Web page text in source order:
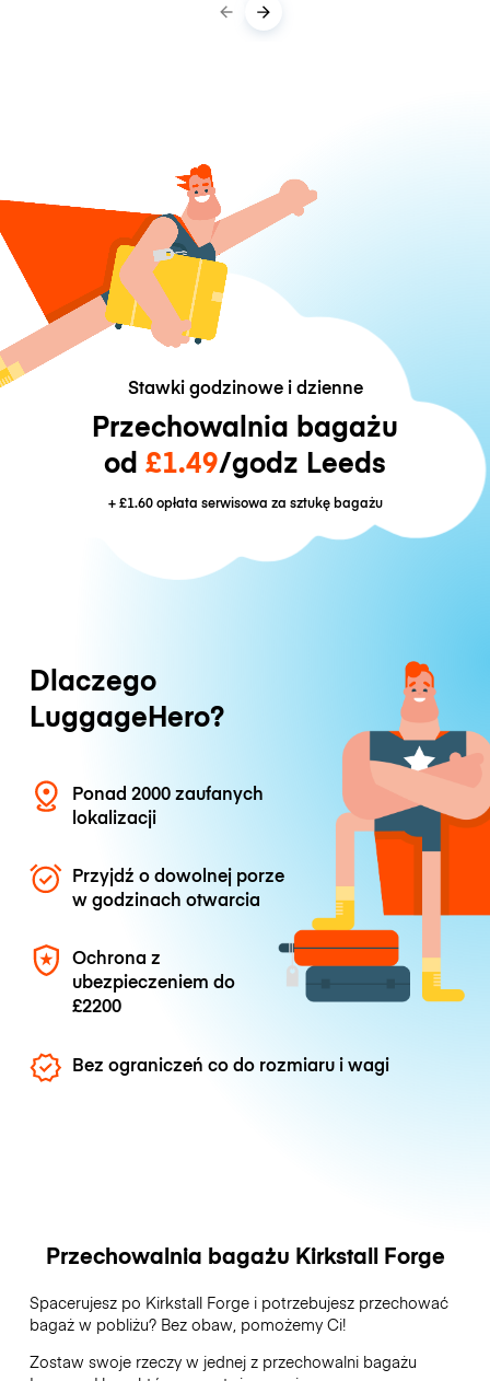
Stawki godzinowe i dzienne
Przechowalnia bagażu
od £1.49/godz Leeds
+£1.60opłata serwisowa za sztukę bagażu
Dlaczego
LuggageHero?
Ponad 2000 zaufanych
lokalizacji
Przyjdź o dowolnej porze
w godzinach otwarcia
Ochrona z
ubezpieczeniem do
£2200
Bez ograniczeń co do rozmiaru i wagi
Przechowalnia bagażu Kirkstall Forge
Spacerujesz po Kirkstall Forge i potrzebujesz przechować
bagaż w pobliżu? Bez obaw, pomożemy Ci!
Zostaw swoje rzeczy w jednej z przechowalni bagażu